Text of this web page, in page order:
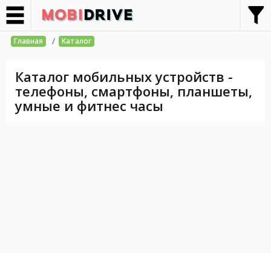
Главная / Каталог
Каталог мобильных устройств -
телефоны, смартфоны, планшеты,
умные и фитнес часы